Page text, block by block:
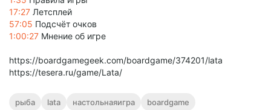
17:27 Летсплей
57:05 Подсчёт очков
1:00:27 Мнение об игре
https://boardgamegeek.com/boardgame/374201/lata
https://tesera.ru/game/Lata/
рыба lata настольнаяигра
boardgame